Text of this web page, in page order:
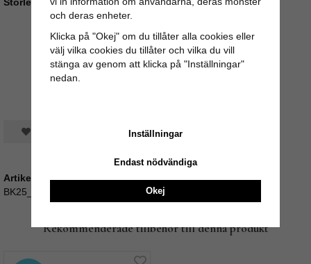
Storlek:
95 gram
Spara som favorit
Artikelnummer:
BK25_LackStå
Rekommenderade tillbehör till denna produkt
och deras enheter.
Klicka på "Okej" om du tillåter alla cookies eller
välj vilka cookies du tillåter och vilka du vill
stänga av genom att klicka på "Inställningar"
nedan.
Inställningar
Endast nödvändiga
Okej